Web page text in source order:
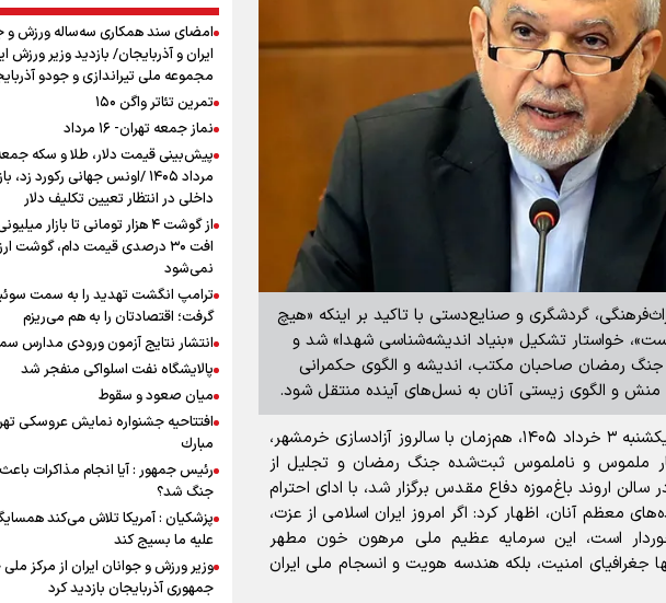
گردشگری و صنایع‌دستی با تاکید بر اینکه «هیچ
خواستار تشکیل «بنیاد اندیشه‌شناسی شهدا» شد و
جنگ ۱۲ روزه و جنگ رمضان صاحبان مکتب، اندیشه و الگوی حکمرانی
منش و الگوی زیستی آنان به نسل‌های آینده منتقل شود.
سیدرضا صالحی‌امیری امروز یکشنبه ۳ خرداد ۱۴۰۵، هم‌زمان با سالروز آزادسازی خرمشهر،
ملموس و ناملموس ثبت‌شده جنگ رمضان و تجلیل از
اروند باغ‌موزه دفاع مقدس برگزار شد، با ادای احترام
معظم آنان، اظهار کرد: اگر امروز ایران اسلامی از عزت،
است، این سرمایه عظیم ملی مرهون خون مطهر
جغرافیای امنیت، بلکه هندسه هویت و انسجام ملی ایران
امضای سند همکاری سه‌ساله ورزش و
ایران و آذربایجان/ بازدید وزیر ورزش
مجموعه ملی تیراندازی و جودو
تمرین تئاتر واگن ۱۵۰
نماز جمعه تهران- ۱۶ مرداد
مرداد ۱۴۰۵ /اونس جهانی رکورد زد،
داخلی در انتظار تعیین تکلیف دلار
از گوشت ۴ هزار تومانی تا بازار
افت ۳۰ درصدی قیمت دام، گوشت
نمی‌شود
ترامپ انگشت تهدید را به سمت
گرفت؛ اقتصادتان را به هم می‌ریزم
انتشار نتایج آزمون ورودی مدارس
پالایشگاه نفت اسلواکی منفجر شد
میان صعود و سقوط
افتتاحیه جشنواره نمايش عروسكى
مبارك
رئیس جمهور : آیا انجام مذاکرات
جنگ شد؟
پزشکیان : آمریکا تلاش می‌کند
علیه ما بسیج کند
وزیر ورزش و جوانان ایران از مرکز
جمهوری آذربایجان بازدید کرد